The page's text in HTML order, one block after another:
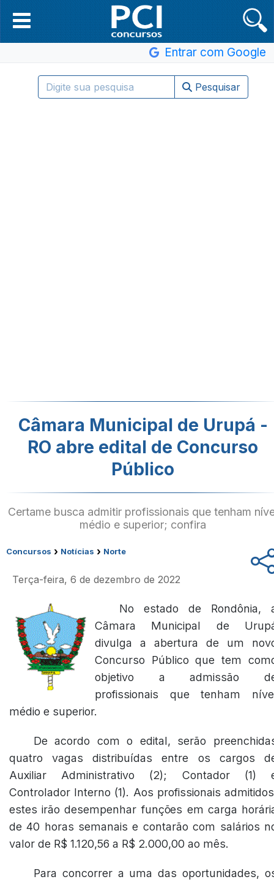
Entrar com Google
Pesquisar
Câmara Municipal de Urupá -
RO abre edital de Concurso
Público
Certame busca admitir profissionais que tenham
médio e superior; confira
Concursos › Notícias › Norte
Terça-feira, 6 de dezembro de 2022
No estado de Rondônia,
Câmara Municipal de
divulga a abertura de um
Concurso Público que tem
objetivo a admissão
profissionais que tenham
médio e superior.
De acordo com o edital, serão
quatro vagas distribuídas entre os cargos
Auxiliar Administrativo (2); Contador (1)
Controlador Interno (1). Aos profissionais
estes irão desempenhar funções em carga
de 40 horas semanais e contarão com salários
valor de R$ 1.120,56 a R$ 2.000,00 ao mês.
Para concorrer a uma das oportunidades,